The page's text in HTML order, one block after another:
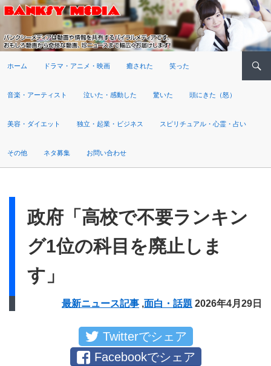
ホーム ドラマ・アニメ・映画 癒された 笑った
音楽・アーティスト 泣いた・感動した 驚いた 頭にきた（怒）
美容・ダイエット 独立・起業・ビジネス スピリチュアル・心霊・占い
その他 ネタ募集 お問い合わせ
政府「高校で不要ランキン
グ1位の科目を廃止しま
す」
最新ニュース記事 ,面白・話題 2026年4月29日
Twitterでシェア
Facebookでシェア